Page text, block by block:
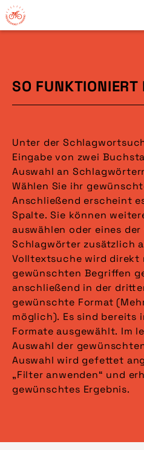
SO FUNKTIONIERT
Unter der
Eingabe von zwei
Auswahl an
Wählen Sie ihr
Anschließend erscheint
Spalte. Sie können
auswählen oder eines
Schlagwörter zusätzlich
Volltextsuche wird direkt
gewünschten Begriffen
anschließend in der
gewünschte Format
möglich). Es sind bereits
Formate ausgewählt. Im
Auswahl der
Auswahl wird gefettet
„Filter anwenden“ und
gewünschtes Ergebnis.